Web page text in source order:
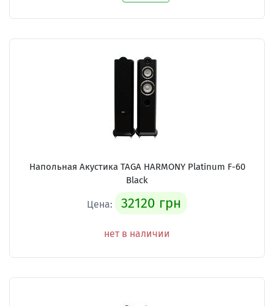
Напольная Акустика TAGA HARMONY Platinum F-60
Black
Цена: 32120 грн
нет в наличии